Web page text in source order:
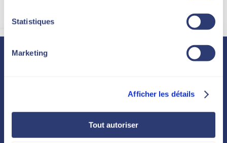
Statistiques
Marketing
Afficher les détails
Tout autoriser